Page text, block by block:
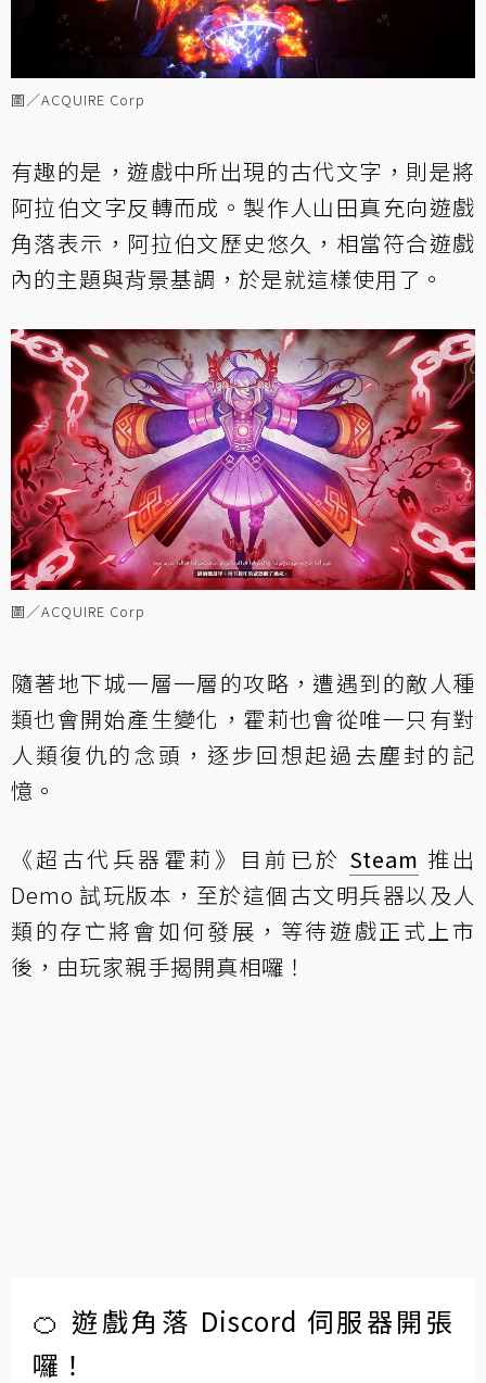
圖／ACQUIRE Corp
有趣的是，遊戲中所出現的古代文字，則是將
阿拉伯文字反轉而成。製作人山田真充向遊戲
角落表示，阿拉伯文歷史悠久，相當符合遊戲
內的主題與背景基調，於是就這樣使用了。
圖／ACQUIRE Corp
隨著地下城一層一層的攻略，遭遇到的敵人種
類也會開始產生變化，霍莉也會從唯一只有對
人類復仇的念頭，逐步回想起過去塵封的記
憶。
《超古代兵器霍莉》目前已於 Steam 推出
Demo 試玩版本，至於這個古文明兵器以及人
類的存亡將會如何發展，等待遊戲正式上市
後，由玩家親手揭開真相囉！
🍊 遊戲角落 Discord 伺服器開張
囉！